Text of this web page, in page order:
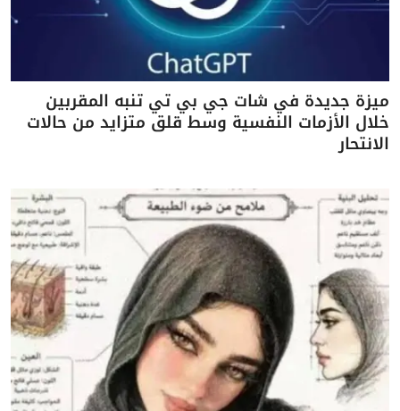
ميزة جديدة في شات جي بي تي تنبه المقربين
خلال الأزمات النفسية وسط قلق متزايد من حالات
الانتحار